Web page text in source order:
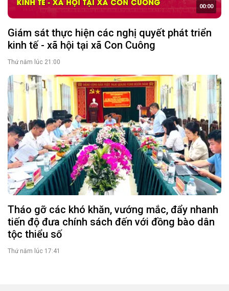
00:00
Giám sát thực hiện các nghị quyết phát triển
kinh tế - xã hội tại xã Con Cuông
Thứ năm lúc 21:00
Tháo gỡ các khó khăn, vướng mắc, đẩy nhanh
tiến độ đưa chính sách đến với đồng bào dân
tộc thiểu số
Thứ năm lúc 17:41